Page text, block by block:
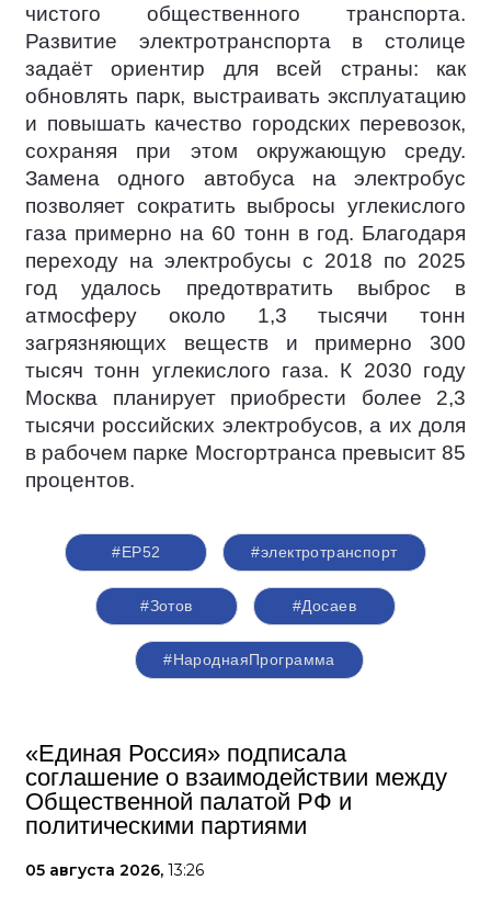
чистого общественного транспорта.
Развитие электротранспорта в столице
задаёт ориентир для всей страны: как
обновлять парк, выстраивать эксплуатацию
и повышать качество городских перевозок,
сохраняя при этом окружающую среду.
Замена одного автобуса на электробус
позволяет сократить выбросы углекислого
газа примерно на 60 тонн в год. Благодаря
переходу на электробусы с 2018 по 2025
год удалось предотвратить выброс в
атмосферу около 1,3 тысячи тонн
загрязняющих веществ и примерно 300
тысяч тонн углекислого газа. К 2030 году
Москва планирует приобрести более 2,3
тысячи российских электробусов, а их доля
в рабочем парке Мосгортранса превысит 85
процентов.
#ЕР52 #электротранспорт
#Зотов #Досаев
#НароднаяПрограмма
«Единая Россия» подписала
соглашение о взаимодействии между
Общественной палатой РФ и
политическими партиями
05 августа 2026, 13:26